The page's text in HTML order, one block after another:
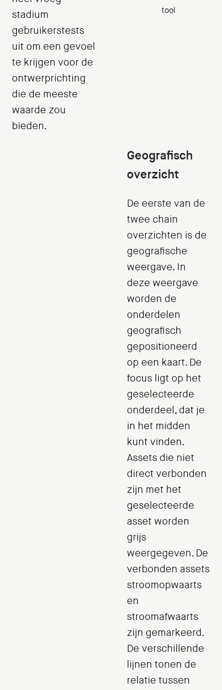
stadium
gebruikerstests
uit om een gevoel
te krijgen voor de
ontwerprichting
die de meeste
waarde zou
bieden.
tool
Geografisch
overzicht
De eerste van de
twee chain
overzichten is de
geografische
weergave. In
deze weergave
worden de
onderdelen
geografisch
gepositioneerd
op een kaart. De
focus ligt op het
geselecteerde
onderdeel, dat je
in het midden
kunt vinden.
Assets die niet
direct verbonden
zijn met het
geselecteerde
asset worden
grijs
weergegeven. De
verbonden assets
stroomopwaarts
en
stroomafwaarts
zijn gemarkeerd.
De verschillende
lijnen tonen de
relatie tussen